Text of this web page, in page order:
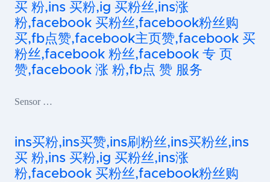
买 粉,ins 买粉,ig 买粉丝,ins涨
粉,facebook 买粉丝,facebook粉丝购
买,fb点赞,facebook主页赞,facebook 买
粉丝,facebook 粉丝,facebook 专 页
赞,facebook 涨 粉,fb点 赞 服务
Sensor …
ins买粉,ins买赞,ins刷粉丝,ins买粉丝,ins
买 粉,ins 买粉,ig 买粉丝,ins涨
粉,facebook 买粉丝,facebook粉丝购